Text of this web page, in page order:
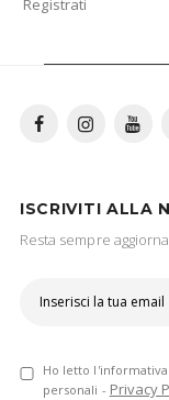
Registrati
ISCRIVITI ALLA
Resta sempre
Ho letto
personali - Privacy